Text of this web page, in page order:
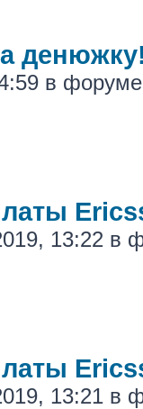
в
13:22 в
13:21 в